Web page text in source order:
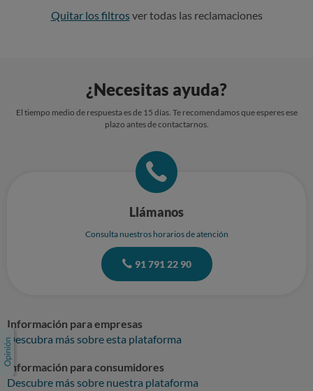
Quitar los filtrosver todas las reclamaciones
¿Necesitas ayuda?
El tiempo medio de respuesta es de 15 días. Te recomendamos que esperes ese
plazo antes de contactarnos.
Llámanos
Consulta nuestros horarios de atención
91 791 22 90
Información para empresas
Descubra más sobre esta plataforma
Información para consumidores
Descubre más sobre nuestra plataforma